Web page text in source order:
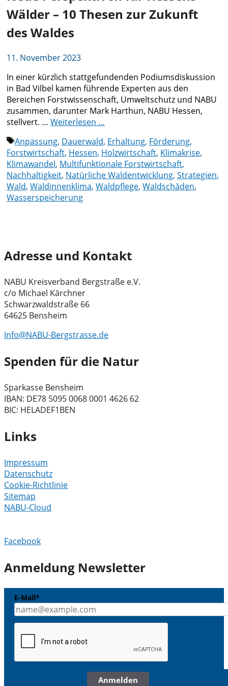
Wälder – 10 Thesen zur Zukunft
des Waldes
11. November 2023
In einer kürzlich stattgefundenden Podiumsdiskussion
in Bad Vilbel kamen führende Experten aus den
Bereichen Forstwissenschaft, Umweltschutz und NABU
zusammen, darunter Mark Harthun, NABU Hessen,
stellvert. … Weiterlesen …
Schlagwörter
Anpassung, Dauerwald, Erhaltung, Förderung,
Forstwirtschaft, Hessen, Holzwirtschaft, Klimakrise,
Klimawandel, Multifunktionale Forstwirtschaft,
Nachhaltigkeit, Natürliche Waldentwicklung, Strategien,
Wald, Waldinnenklima, Waldpflege, Waldschäden,
Wasserspeicherung
Adresse und Kontakt
NABU Kreisverband Bergstraße e.V.
c/o Michael Kärchner
Schwarzwaldstraße 66
64625 Bensheim
Info@NABU-Bergstrasse.de
Spenden für die Natur
Sparkasse Bensheim
IBAN: DE78 5095 0068 0001 4626 62
BIC: HELADEF1BEN
Links
Impressum
Datenschutz
Cookie-Richtlinie
Sitemap
NABU-Cloud
Facebook
Anmeldung Newsletter
E-Mail*
Anmelden